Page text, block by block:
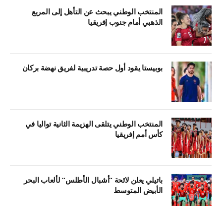
المنتخب الوطني يبحث عن التأهل إلى المربع
الذهبي أمام جنوب إفريقيا
بوبيستا يقود أول حصة تدريبية لفريق نهضة بركان
المنتخب الوطني يتلقى الهزيمة الثانية تواليا في
كأس أمم إفريقيا
باتيلي يعلن لائحة “أشبال الأطلس” لألعاب البحر
الأبيض المتوسط